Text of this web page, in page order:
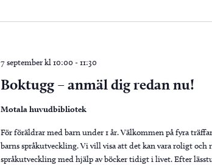
Boktugg – anmäl dig redan nu!
7 september kl 10:00 -11:30
Motala huvudbibliotek
För föräldrar med barn under 1 år. Välkommen på fyra
barns språkutveckling. Vi vill visa att det kan vara roligt
språkutveckling med hjälp av böcker tidigt i livet. Efter